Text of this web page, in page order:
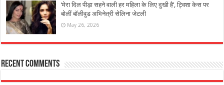
‘मेरा दिल पीड़ा सहने वाली हर महिला के लिए दुखी है’, ट्विशा केस पर
बोलीं बॉलीवुड अभिनेत्री सेलिना जेटली
May 26, 2026
Recent Comments